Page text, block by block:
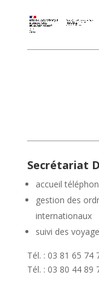
Secrétariat
accueil
gestion des
internationaux
suivi des
Tél. : 03 81 65 74
Tél. : 03 80 44 89